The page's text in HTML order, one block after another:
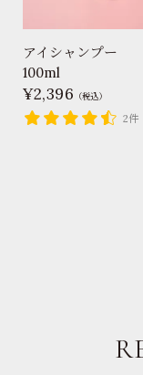
アイシャンプー
100ml
2,396 （税込）
2件